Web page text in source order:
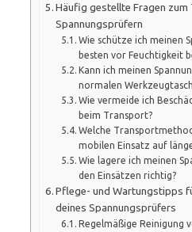
Häufig gestellte Fragen zum
Spannungsprüfern
Wie schütze ich meinen
besten vor Feuchtigkeit
Kann ich meinen
normalen
Wie vermeide ich
beim Transport?
Welche
mobilen Einsatz auf
Wie lagere ich meinen
den Einsätzen richtig?
Pflege- und Wartungstipps
deines Spannungsprüfers
Regelmäßige Reinigung